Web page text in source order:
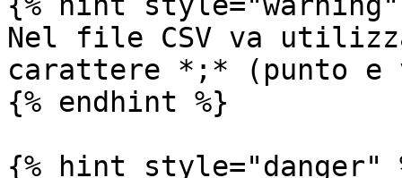
Nel file CSV va
carattere *;* (punto
{% endhint %}
{% hint style="danger"